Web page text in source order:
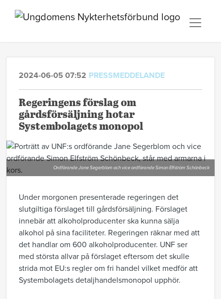
2024-06-05 07:52 PRESSMEDDELANDE
Regeringens förslag om
gårdsförsäljning hotar
Systembolagets monopol
Ordförande Jane Segerblom och vice ordförande Simon Elfström Schönbeck
Under morgonen presenterade regeringen det
slutgiltiga förslaget till gårdsförsäljning. Förslaget
innebär att alkoholproducenter ska kunna sälja
alkohol på sina faciliteter. Regeringen räknar med att
det handlar om 600 alkoholproducenter. UNF ser
med största allvar på förslaget eftersom det skulle
strida mot EU:s regler om fri handel vilket medför att
Systembolagets detaljhandelsmonopol upphör.